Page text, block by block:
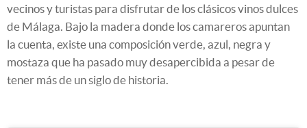
vecinos y turistas para disfrutar de los clásicos vinos dulces
de Málaga. Bajo la madera donde los camareros apuntan
la cuenta, existe una composición verde, azul, negra y
mostaza que ha pasado muy desapercibida a pesar de
tener más de un siglo de historia.